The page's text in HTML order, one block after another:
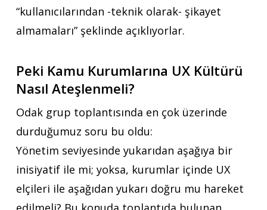
“kullanıcılarından -teknik olarak- şikayet
almamaları” şeklinde açıklıyorlar.
Peki Kamu Kurumlarına UX Kültürü
Nasıl Ateşlenmeli?
Odak grup toplantısında en çok üzerinde
durduğumuz soru bu oldu:
Yönetim seviyesinde yukarıdan aşağıya bir
inisiyatif ile mi; yoksa, kurumlar içinde UX
elçileri ile aşağıdan yukarı doğru mu hareket